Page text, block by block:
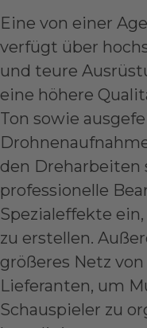
Eine von einer
verfügt über
und teure
eine höhere
Ton sowie
den
professionelle
Spezialeffekte
zu erstellen.
größeres Netz
Lieferanten, um
Schauspieler zu